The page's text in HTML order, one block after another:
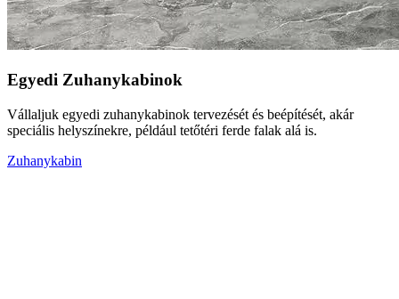
Egyedi Zuhanykabinok
Vállaljuk egyedi zuhanykabinok tervezését és beépítését, akár
speciális helyszínekre, például tetőtéri ferde falak alá is.
Zuhanykabin